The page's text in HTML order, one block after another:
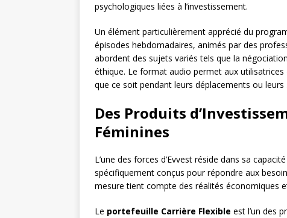
psychologiques liées à l’investissement.
Un élément particulièrement apprécié du
épisodes hebdomadaires, animés par des
abordent des sujets variés tels que la
éthique. Le format audio permet aux utilisatrices
que ce soit pendant leurs déplacements ou leurs
Des Produits
Féminines
L’une des forces d’Evvest réside dans sa
spécifiquement conçus pour répondre aux
mesure tient compte des réalités économiques
Le portefeuille Carrière Flexible est l’un des